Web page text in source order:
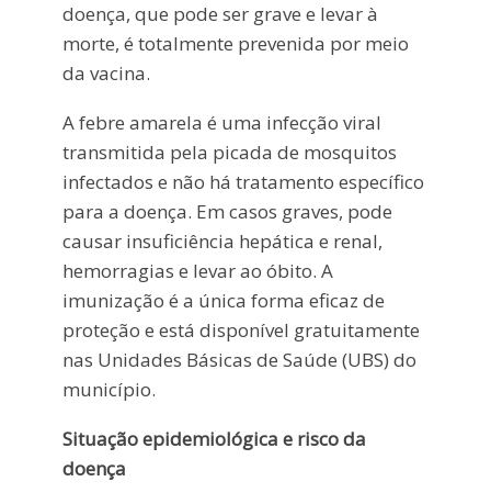
doença, que pode ser grave e levar à
morte, é totalmente prevenida por meio
da vacina.
A febre amarela é uma infecção viral
transmitida pela picada de mosquitos
infectados e não há tratamento específico
para a doença. Em casos graves, pode
causar insuficiência hepática e renal,
hemorragias e levar ao óbito. A
imunização é a única forma eficaz de
proteção e está disponível gratuitamente
nas Unidades Básicas de Saúde (UBS) do
município.
Situação epidemiológica e risco da
doença